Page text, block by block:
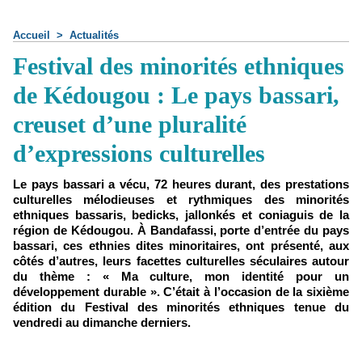
Accueil > Actualités
Festival des minorités ethniques
de Kédougou : Le pays bassari,
creuset d’une pluralité
d’expressions culturelles
Le pays bassari a vécu, 72 heures durant, des prestations
culturelles mélodieuses et rythmiques des minorités
ethniques bassaris, bedicks, jallonkés et coniaguis de la
région de Kédougou. À Bandafassi, porte d’entrée du pays
bassari, ces ethnies dites minoritaires, ont présenté, aux
côtés d’autres, leurs facettes culturelles séculaires autour
du thème : « Ma culture, mon identité pour un
développement durable ». C’était à l’occasion de la sixième
édition du Festival des minorités ethniques tenue du
vendredi au dimanche derniers.